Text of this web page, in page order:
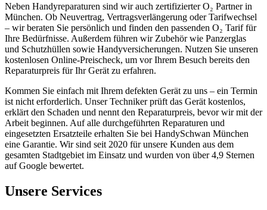
Neben Handyreparaturen sind wir auch zertifizierter O₂ Partner in
München. Ob Neuvertrag, Vertragsverlängerung oder Tarifwechsel
– wir beraten Sie persönlich und finden den passenden O₂ Tarif für
Ihre Bedürfnisse. Außerdem führen wir Zubehör wie Panzerglas
und Schutzhüllen sowie Handyversicherungen. Nutzen Sie unseren
kostenlosen Online-Preischeck, um vor Ihrem Besuch bereits den
Reparaturpreis für Ihr Gerät zu erfahren.
Kommen Sie einfach mit Ihrem defekten Gerät zu uns – ein Termin
ist nicht erforderlich. Unser Techniker prüft das Gerät kostenlos,
erklärt den Schaden und nennt den Reparaturpreis, bevor wir mit der
Arbeit beginnen. Auf alle durchgeführten Reparaturen und
eingesetzten Ersatzteile erhalten Sie bei HandySchwan München
eine Garantie. Wir sind seit 2020 für unsere Kunden aus dem
gesamten Stadtgebiet im Einsatz und wurden von über 4,9 Sternen
auf Google bewertet.
Unsere Services